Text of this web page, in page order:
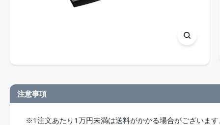
注意事項
※1注文あたり1万円未満は送料がかかる場合がございま